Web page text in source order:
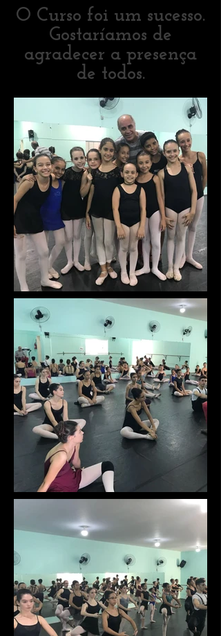
O Curso foi um sucesso.
Gostaríamos de
agradecer a presença
de todos.